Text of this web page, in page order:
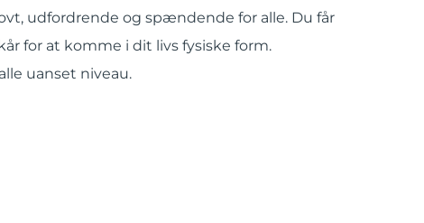
udfordrende og spændende for alle. Du får
for at komme i dit livs fysiske form.
uanset niveau.